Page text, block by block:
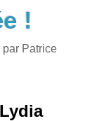
!
Patrice